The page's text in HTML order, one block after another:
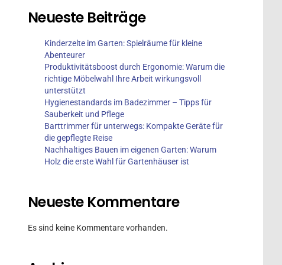
Neueste Beiträge
Kinderzelte im Garten: Spielräume für kleine
Abenteurer
Produktivitätsboost durch Ergonomie: Warum die
richtige Möbelwahl Ihre Arbeit wirkungsvoll
unterstützt
Hygienestandards im Badezimmer – Tipps für
Sauberkeit und Pflege
Barttrimmer für unterwegs: Kompakte Geräte für
die gepflegte Reise
Nachhaltiges Bauen im eigenen Garten: Warum
Holz die erste Wahl für Gartenhäuser ist
Neueste Kommentare
Es sind keine Kommentare vorhanden.